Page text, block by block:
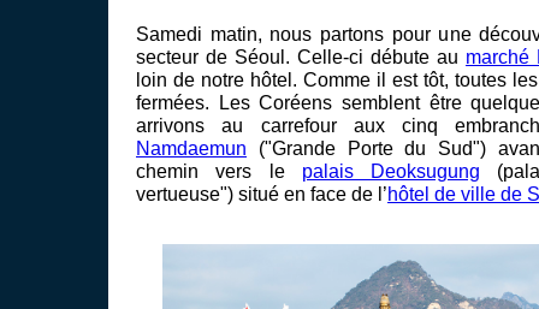
Samedi matin, nous partons pour une
secteur de Séoul. Celle-ci débute au marché
loin de notre hôtel. Comme il est tôt, toutes
fermées. Les Coréens semblent être
arrivons au carrefour aux cinq
Namdaemun ("Grande Porte du Sud")
chemin vers le palais Deoksugung
vertueuse") situé en face de l’hôtel de ville de